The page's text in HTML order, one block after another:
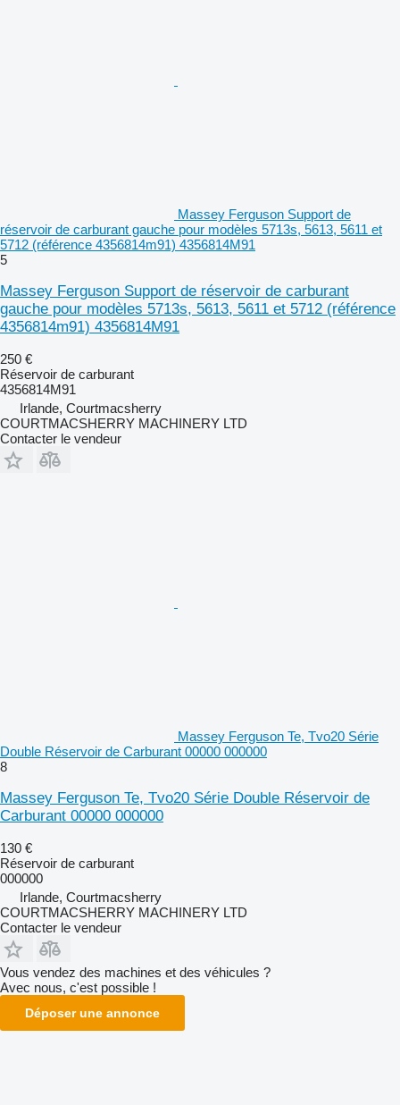
Massey Ferguson Support de
réservoir de carburant gauche pour modèles 5713s, 5613, 5611 et
5712 (référence 4356814m91) 4356814M91
5
Massey Ferguson Support de réservoir de carburant
gauche pour modèles 5713s, 5613, 5611 et 5712 (référence
4356814m91) 4356814M91
250 €
Réservoir de carburant
4356814M91
Irlande, Courtmacsherry
COURTMACSHERRY MACHINERY LTD
Contacter le vendeur
Massey Ferguson Te, Tvo20 Série
Double Réservoir de Carburant 00000 000000
8
Massey Ferguson Te, Tvo20 Série Double Réservoir de
Carburant 00000 000000
130 €
Réservoir de carburant
000000
Irlande, Courtmacsherry
COURTMACSHERRY MACHINERY LTD
Contacter le vendeur
Vous vendez des machines et des véhicules ?
Avec nous, c'est possible !
Déposer une annonce